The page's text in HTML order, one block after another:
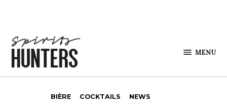
MENU
BIÈRE COCKTAILS NEWS